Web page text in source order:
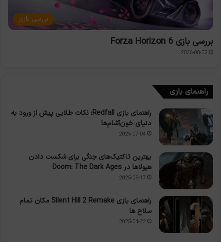
بررسی بازی
بررسی بازی Forza Horizon 6
2026-08-02
راهنمای بازی
راهنمای بازی Redfall: نکات طلایی پیش از ورود به
دنیای خون‌آشام‌ها
2025-07-04
بهترین تاکتیک‌های جنگی برای شکست دادن
هیولاها در Doom: The Dark Ages
2025-05-17
راهنمای بازی Silent Hill 2 Remake مکان تمام
سلاح ها
2025-04-22